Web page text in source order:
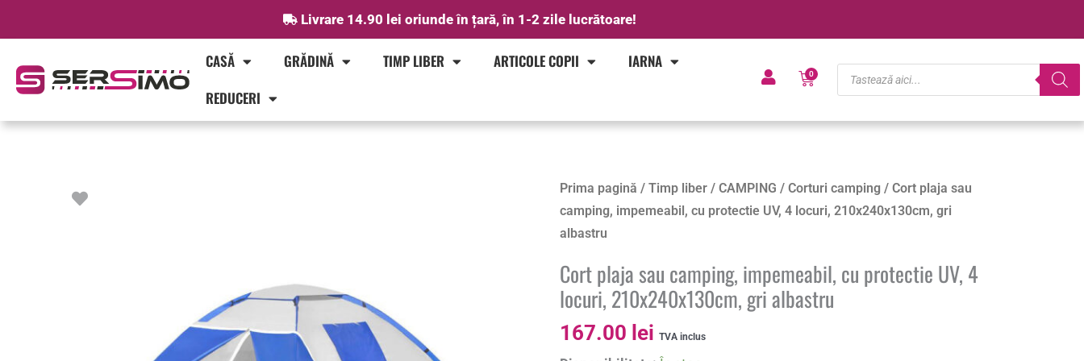
Livrare 14.90 lei oriunde în țară, în 1-2 zile lucrătoare!
CASĂ GRĂDINĂ TIMP LIBER ARTICOLE COPII
IARNA
REDUCERI
0
Cart
Products
search
Prima pagină /Timp liber /CAMPING /Corturi camping / Cort plaja sau
camping, impemeabil, cu protectie UV, 4 locuri, 210x240x130cm, gri
albastru
Cort plaja sau camping, impemeabil, cu protectie UV, 4
locuri, 210x240x130cm, gri albastru
167.00 lei TVA inclus
Cantitate
Cort
plaja
camping,
impemeabil,
cu